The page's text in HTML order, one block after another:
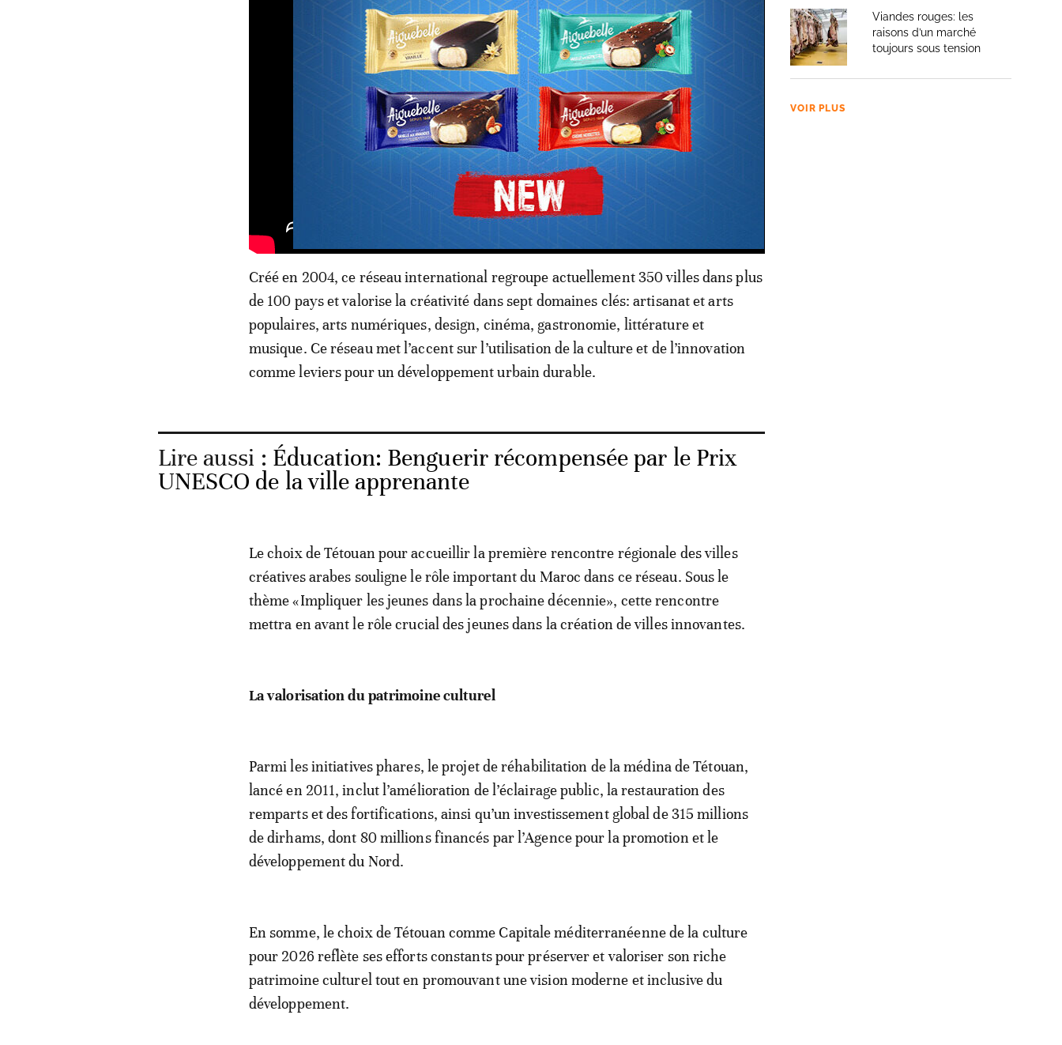
Créé en 2004, ce réseau international regroupe actuellement 350 villes dans plus
de 100 pays et valorise la créativité dans sept domaines clés: artisanat et arts
populaires, arts numériques, design, cinéma, gastronomie, littérature et
musique. Ce réseau met l’accent sur l’utilisation de la culture et de l’innovation
comme leviers pour un développement urbain durable.
Lire aussi : Éducation: Benguerir récompensée par le Prix
UNESCO de la ville apprenante
Le choix de Tétouan pour accueillir la première rencontre régionale des villes
créatives arabes souligne le rôle important du Maroc dans ce réseau. Sous le
thème «Impliquer les jeunes dans la prochaine décennie», cette rencontre
mettra en avant le rôle crucial des jeunes dans la création de villes innovantes.
La valorisation du patrimoine culturel
Parmi les initiatives phares, le projet de réhabilitation de la médina de Tétouan,
lancé en 2011, inclut l’amélioration de l’éclairage public, la restauration des
remparts et des fortifications, ainsi qu’un investissement global de 315 millions
de dirhams, dont 80 millions financés par l’Agence pour la promotion et le
développement du Nord.
En somme, le choix de Tétouan comme Capitale méditerranéenne de la culture
pour 2026 reflète ses efforts constants pour préserver et valoriser son riche
patrimoine culturel tout en promouvant une vision moderne et inclusive du
développement.
Viandes rouges: les
raisons d’un marché
toujours sous tension
VOIR PLUS